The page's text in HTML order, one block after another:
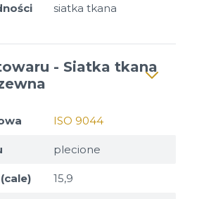
siatka tkana
- Siatka tkana
ISO 9044
plecione
15,9